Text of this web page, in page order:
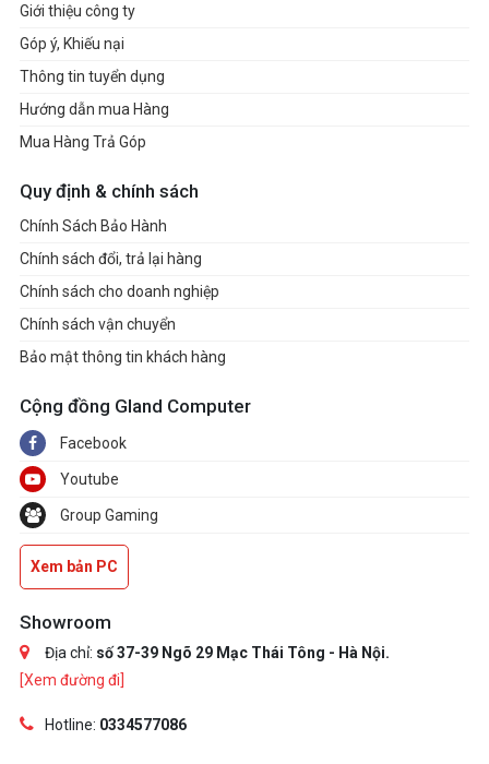
Giới thiệu công ty
Góp ý, Khiếu nại
Thông tin tuyển dụng
Hướng dẫn mua Hàng
Mua Hàng Trả Góp
Quy định & chính sách
Chính Sách Bảo Hành
Chính sách đổi, trả lại hàng
Chính sách cho doanh nghiệp
Chính sách vận chuyển
Bảo mật thông tin khách hàng
Cộng đồng Gland Computer
Facebook
Youtube
Group Gaming
Xem bản PC
Showroom
Địa chỉ: số 37-39 Ngõ 29 Mạc Thái Tông - Hà Nội.
[Xem đường đi]
Hotline: 0334577086